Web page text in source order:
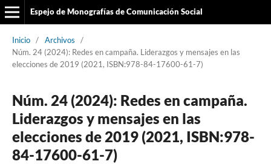
Espejo de Monografías de Comunicación Social
Inicio / Archivos
/
Núm. 24 (2024): Redes en campaña. Liderazgos y mensajes en las
elecciones de 2019 (2021, ISBN:978-84-17600-61-7)
Núm. 24 (2024): Redes en campaña.
Liderazgos y mensajes en las
elecciones de 2019 (2021, ISBN:978-
84-17600-61-7)